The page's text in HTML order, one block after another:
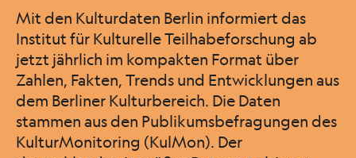
Mit den Kulturdaten Berlin informiert das
Institut für Kulturelle Teilhabeforschung ab
jetzt jährlich im kompakten Format über
Zahlen, Fakten, Trends und Entwicklungen aus
dem Berliner Kulturbereich. Die Daten
stammen aus den Publikumsbefragungen des
KulturMonitoring (KulMon). Der